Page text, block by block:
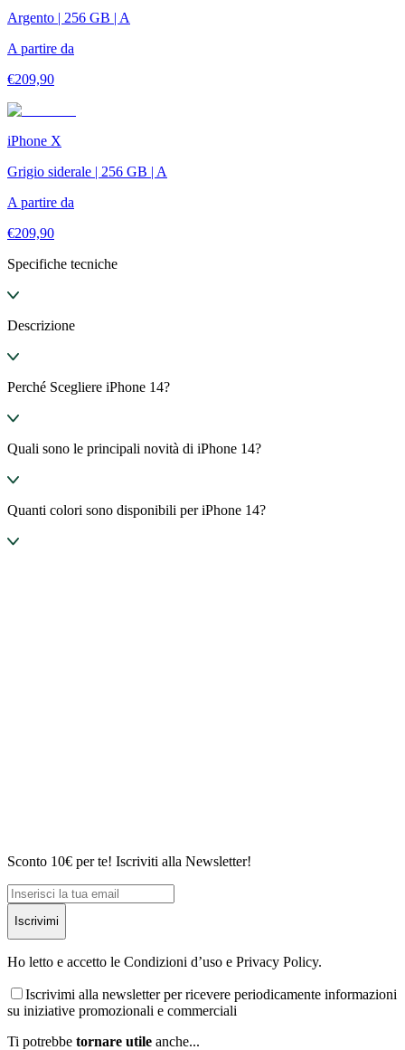
Argento | 256 GB | A
A partire da
€209,90
iPhone X
Grigio siderale | 256 GB | A
A partire da
€209,90
Specifiche tecniche
Descrizione
Perché Scegliere iPhone 14?
Quali sono le principali novità di iPhone 14?
Quanti colori sono disponibili per iPhone 14?
Sconto 10€ per te! Iscriviti alla Newsletter!
Iscrivimi
Ho letto e accetto le Condizioni d’uso e Privacy Policy.
Iscrivimi alla newsletter per ricevere periodicamente informazioni
su iniziative promozionali e commerciali
Ti potrebbe tornare utile anche...